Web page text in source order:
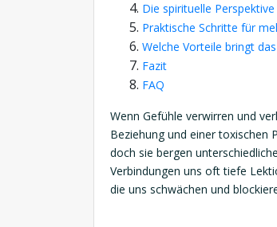
Die spirituelle
Praktische Schritte für
Welche Vorteile bringt
Fazit
FAQ
Wenn Gefühle verwirren und
Beziehung und einer toxischen
doch sie bergen
Verbindungen uns oft tiefe
die uns schwächen und